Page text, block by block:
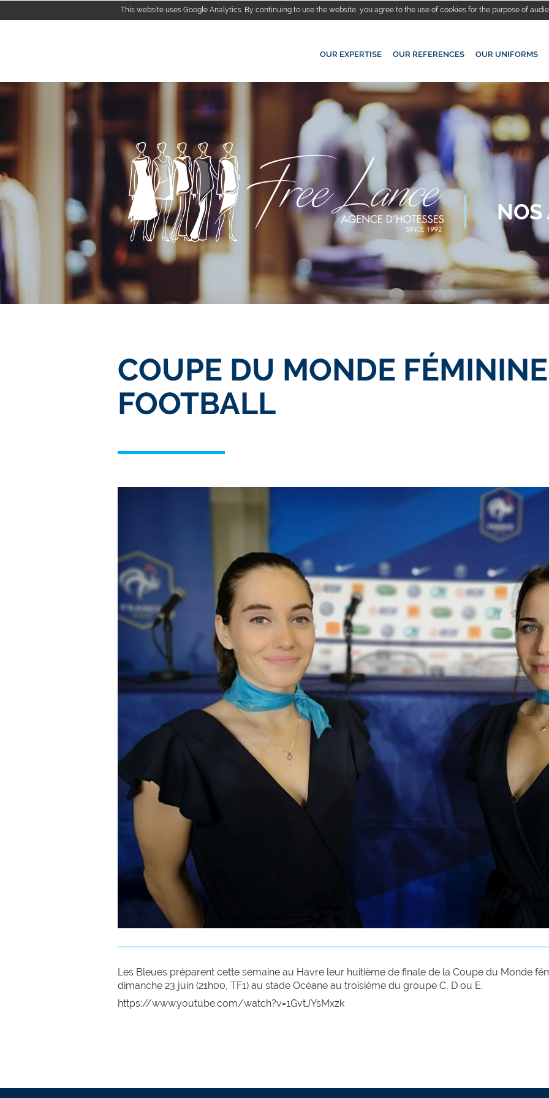
This website uses Google Analytics. By continuing to use the website, you agree to the use of cookies for the purpose of
OUR EXPERTISE OUR REFERENCES OUR UNIFORMS
NOS
COUPE DU MONDE
FOOTBALL
Les Bleues préparent cette semaine au Havre leur huitième de finale de la Coupe du Monde
dimanche 23 juin (21h00, TF1) au stade Océane au troisième du groupe C, D ou E.
https://www.youtube.com/watch?v=1GvtJYsMxzk